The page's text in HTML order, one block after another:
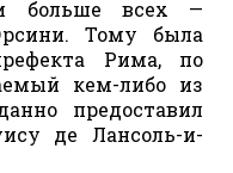
больше всех —
Тому была
Рима, по
кем-либо из
предоставил
де Лансоль-и-